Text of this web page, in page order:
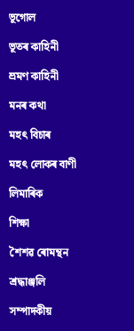
ভূগোল
ভূতৰ কাহিনী
ভ্ৰমণ কাহিনী
মনৰ কথা
মহৎ বিচাৰ
মহৎ লোকৰ বাণী
লিমাৰিক
শিক্ষা
শৈশৱ ৰোমন্থন
শ্ৰদ্ধাঞ্জলি
সম্পাদকীয়